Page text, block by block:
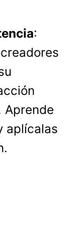
:
Aprende
aplícalas